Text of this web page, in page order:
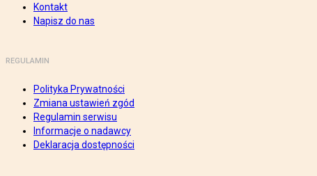
Kontakt
Napisz do nas
REGULAMIN
Polityka Prywatności
Zmiana ustawień zgód
Regulamin serwisu
Informacje o nadawcy
Deklaracja dostępności